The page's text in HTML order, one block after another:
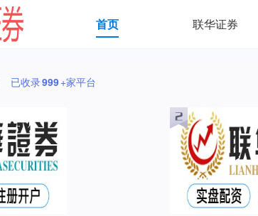
首页 联华证券
已收录999+家平台